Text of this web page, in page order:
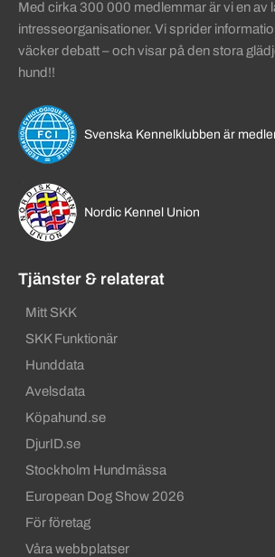
Med cirka 300 000 medlemmar är vi en av
intresseorganisationer. Vi sprider
väcker debatt – och visar på den stora
hund!!
Svenska Kennelklubben är
Nordic Kennel Union
Tjänster & relaterat
Mitt SKK
SKK Funktionär
Hunddata
Avelsdata
Köpahund.se
DjurID.se
Stockholm Hundmässa
European Dog Show 2026
För företag
Våra webbplatser